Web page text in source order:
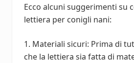
Ecco alcuni suggerimenti su
lettiera per conigli nani:
1. Materiali sicuri: Prima di
che la lettiera sia fatta di